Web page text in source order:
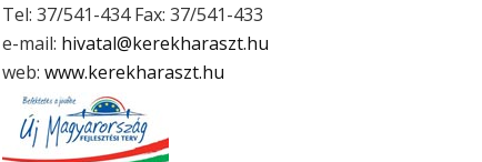
Tel: 37/541-434 Fax: 37/541-433
e-mail: hivatal@kerekharaszt.hu
web: www.kerekharaszt.hu